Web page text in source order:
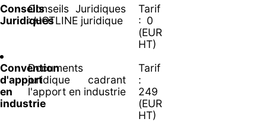
Conseils
Juridiques
Conseils Juridiques
: HOTLINE juridique
Tarif
: 0
(EUR
HT)
Convention
d'apport
en
industrie
Documents
juridique cadrant
l'apport en industrie
Tarif
:
249
(EUR
HT)